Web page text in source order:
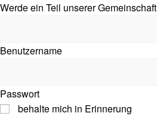
Werde ein Teil unserer Gemeinschaft
Benutzername
Passwort
behalte mich in Erinnerung